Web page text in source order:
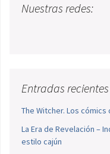
Nuestras redes:
Entradas recientes
The Witcher. Los cómics
La Era de Revelación –
estilo cajún